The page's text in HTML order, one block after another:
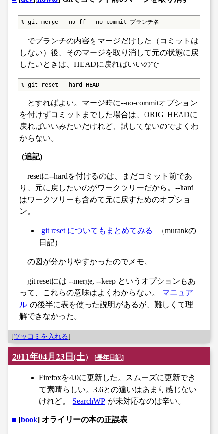
% git merge --no-ff --no-commit ブランチ名
でブランチの内容をマージだけした（コミットは
しない）後、そのマージを取り消して元の状態に戻
したいときは、HEADに戻ればいいので
% git reset --hard HEAD
とすればよい。マージ時に--no-commitオプション
を付けずコミットまでした場合は、ORIG_HEADに
戻ればいいみたいだけれど、試してないのでよくわ
からない。
(追記)
resetに--hardを付けるのは、まだコミット前であ
り、元に戻したいのがワークツリーだから。--hard
はワークツリーも含めて元に戻すためのオプショ
ン。
git reset についてもまとめてみる
（murankの
日記）
の図が分かりやすかったのでメモ。
git resetには --merge, --keep というオプションもあ
って、これらの意味はよくわからない。
マニュア
ル の後半に表を使った説明があるが、難しくて理
解できなかった。
[ツッコミを入れる]
2011年04月23日(土) [長年日記]
Firefoxを4.0に更新した。スムーズに更新でき
て素晴らしい。3.6との違いはあまり感じない
けれど。
SearchWP が未対応なのは辛い。
■ [book] オライリーの本の正誤表